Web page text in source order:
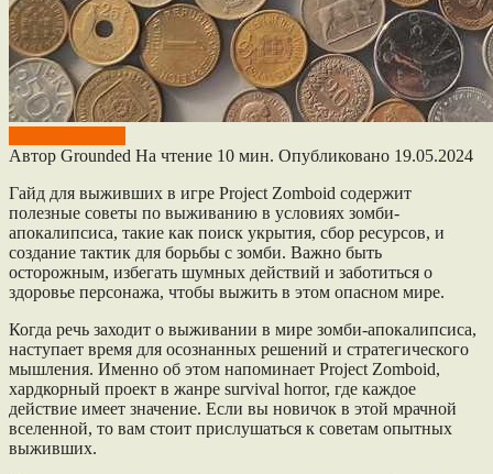
Автор Grounded На чтение 10 мин. Опубликовано 19.05.2024
Гайд для выживших в игре Project Zomboid содержит
полезные советы по выживанию в условиях зомби-
апокалипсиса, такие как поиск укрытия, сбор ресурсов, и
создание тактик для борьбы с зомби. Важно быть
осторожным, избегать шумных действий и заботиться о
здоровье персонажа, чтобы выжить в этом опасном мире.
Когда речь заходит о выживании в мире зомби-апокалипсиса,
наступает время для осознанных решений и стратегического
мышления. Именно об этом напоминает Project Zomboid,
хардкорный проект в жанре survival horror, где каждое
действие имеет значение. Если вы новичок в этой мрачной
вселенной, то вам стоит прислушаться к советам опытных
выживших.